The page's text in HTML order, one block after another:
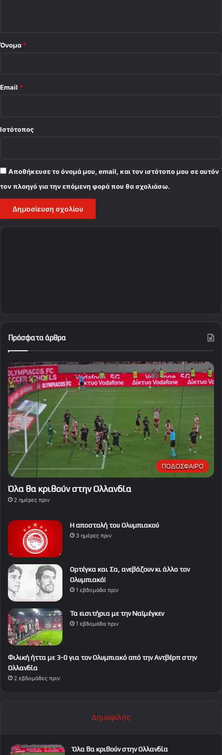
Όνομα *
Email *
Ιστότοπος
Αποθήκευσε το όνομά μου, email, και τον ιστότοπο μου σε αυτόν
τον πλοηγό για την επόμενη φορά που θα σχολιάσω.
Πρόσφατα άρθρα
ΠΟΔΟΣΦΑΙΡΟ
Όλα θα κριθούν στην Ολλανδία
2 ημέρες πριν
Η αποστολή του Ολυμπιακού
3 ημέρες πριν
Ορτέγκα και Σα, ανεβάζουν κι άλλο τον
Ολυμπιακό!
1 εβδομάδα πριν
Τα εισιτήρια με την Ναϊμέγκεν
1 εβδομάδα πριν
Φιλική ήττα με 3-0 για τον Ολυμπιακό από την Αντβέρπ στην
Ολλανδία
2 εβδομάδες πριν
Δημοφιλής
Όλα θα κριθούν στην Ολλανδία